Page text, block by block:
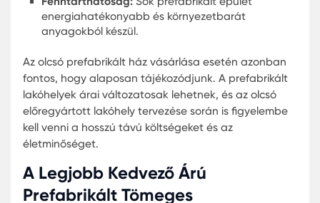
Helyi Hirdetések:Kisebb településeken
helyi hirdetésekre is odafigyelni, mivel
Az előregyártott tömeges lakásprojektek
elterjedésével Magyarországon is egyre több
lehetőség áll az érdeklődők rendelkezésére. A
kínálat figyelmes áttekintésével, mindenki
Prefabrikált Tömeges Konut